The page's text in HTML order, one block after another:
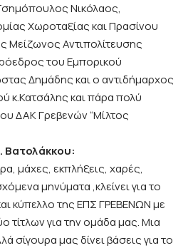
Νικόλαος,
Χωροταξίας και Πρασίνου
Μείζωνος Αντιπολίτευσης
του Εμπορικού
Δημάδης και ο αντιδήμαρχος
κ.Κατσάλης και πάρα πολύ
ΔΑΚ Γρεβενών “Μίλτος
Βατολάκκου:
μάχες, εκπλήξεις, χαρές,
μηνύματα ,κλείνει για το
κύπελλο της ΕΠΣ ΓΡΕΒΕΝΩΝ με
τίτλων για την ομάδα μας. Μια
σίγουρα μας δίνει βάσεις για το